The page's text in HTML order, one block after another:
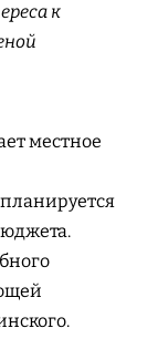
к
местное